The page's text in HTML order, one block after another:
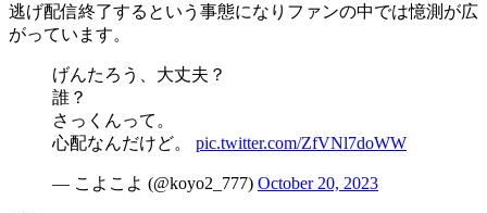
逃げ配信終了するという事態になりファンの中では憶測が広
がっています。
げんたろう、大丈夫？
誰？
さっくんって。
心配なんだけど。 pic.twitter.com/ZfVNl7doWW
— こよこよ (@koyo2_777) October 20, 2023